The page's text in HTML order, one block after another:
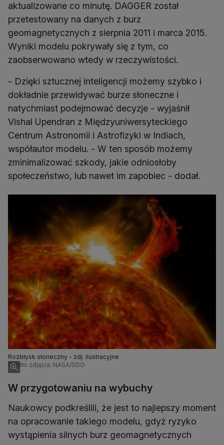
aktualizowane co minutę. DAGGER został
przetestowany na danych z burz
geomagnetycznych z sierpnia 2011 i marca 2015.
Wyniki modelu pokrywały się z tym, co
zaobserwowano wtedy w rzeczywistości.
- Dzięki sztucznej inteligencji możemy szybko i
dokładnie przewidywać burze słoneczne i
natychmiast podejmować decyzje - wyjaśnił
Vishal Upendran z Międzyuniwersyteckiego
Centrum Astronomii i Astrofizyki w Indiach,
współautor modelu. - W ten sposób możemy
zminimalizować szkody, jakie odniosłoby
społeczeństwo, lub nawet im zapobiec - dodał.
Rozbłysk słoneczny - zdj. ilustracyjne
Źródło zdjęcia: NASA/SDO
W przygotowaniu na wybuchy
Naukowcy podkreślili, że jest to najlepszy moment
na opracowanie takiego modelu, gdyż ryzyko
wystąpienia silnych burz geomagnetycznych